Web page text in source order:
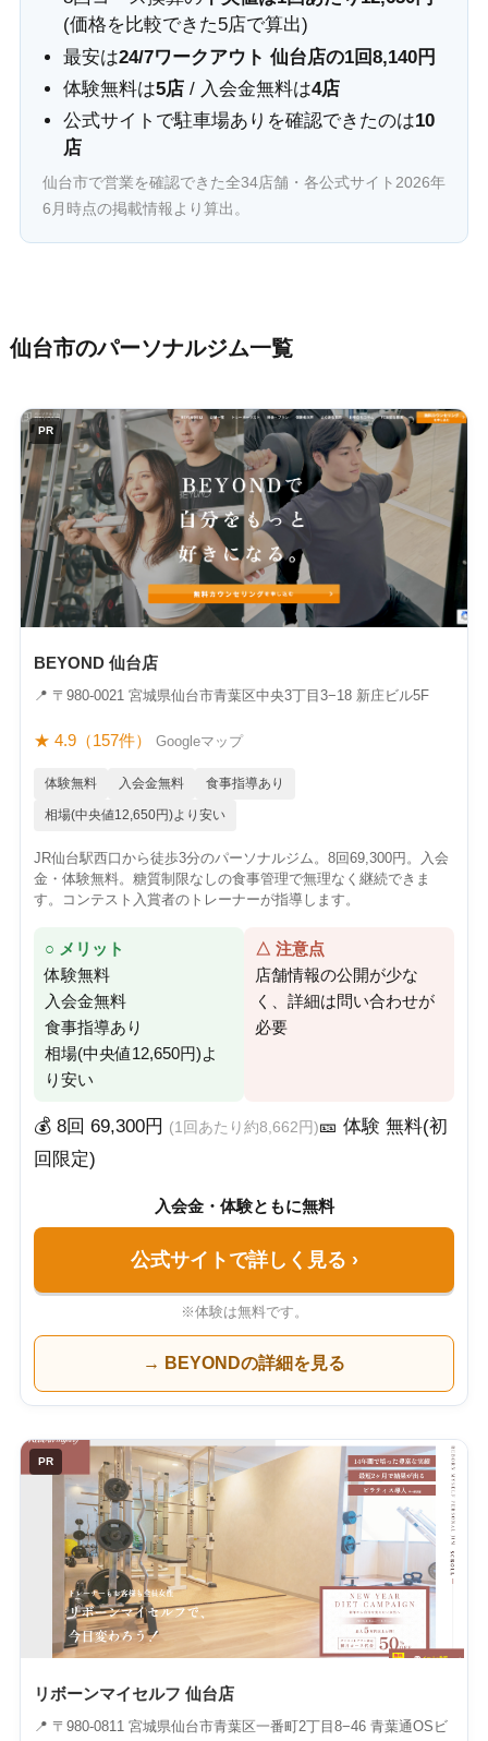
(価格を比較できた5店で算出)
最安は24/7ワークアウト 仙台店の1回8,140円
体験無料は5店/ 入会金無料は4店
公式サイトで駐車場ありを確認できたのは10
店
仙台市で営業を確認できた全34店舗・各公式サイト2026年
6月時点の掲載情報より算出。
仙台市のパーソナルジム一覧
PR
BEYOND 仙台店
📍 〒980-0021 宮城県仙台市青葉区中央3丁目3−18 新庄ビル5F
★ 4.9（157件） Googleマップ
体験無料 入会金無料 食事指導あり
相場(中央値12,650円)より安い
JR仙台駅西口から徒歩3分のパーソナルジム。8回69,300円。入会
金・体験無料。糖質制限なしの食事管理で無理なく継続できま
す。コンテスト入賞者のトレーナーが指導します。
○ メリット
体験無料
入会金無料
食事指導あり
相場(中央値12,650円)よ
り安い
△ 注意点
店舗情報の公開が少な
く、詳細は問い合わせが
必要
💰 8回 69,300円 (1回あたり約8,662円)🎫 体験 無料(初
回限定)
入会金・体験ともに無料
公式サイトで詳しく見る ›
※体験は無料です。
→ BEYONDの詳細を見る
PR
リボーンマイセルフ 仙台店
📍 〒980-0811 宮城県仙台市青葉区一番町2丁目8−46 青葉通OSビ